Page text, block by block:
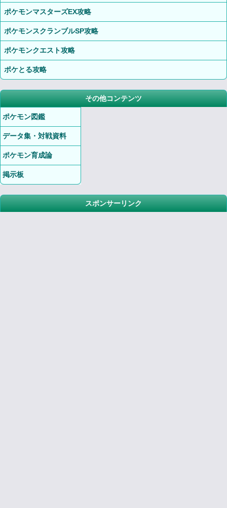
ポケモンマスターズEX攻略
ポケモンスクランブルSP攻略
ポケモンクエスト攻略
ポケとる攻略
その他コンテンツ
ポケモン図鑑
データ集・対戦資料
ポケモン育成論
掲示板
スポンサーリンク